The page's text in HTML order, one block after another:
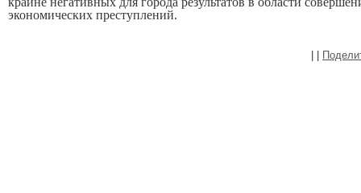
экономических преступлений.